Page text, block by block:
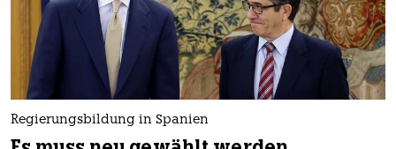
Regierungsbildung in Spanien